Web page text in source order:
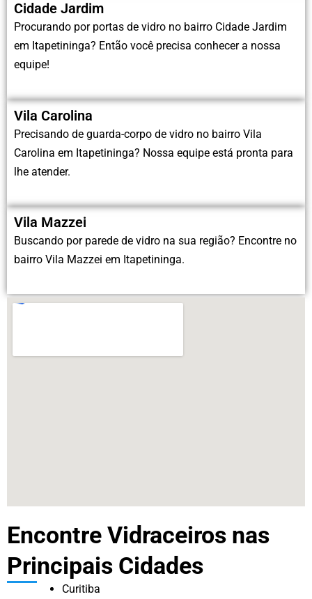
Cidade Jardim
Procurando por portas de vidro no bairro Cidade Jardim
em Itapetininga? Então você precisa conhecer a nossa
equipe!
Vila Carolina
Precisando de guarda-corpo de vidro no bairro Vila
Carolina em Itapetininga? Nossa equipe está pronta para
lhe atender.
Vila Mazzei
Buscando por parede de vidro na sua região? Encontre no
bairro Vila Mazzei em Itapetininga.
Encontre Vidraceiros nas
Principais Cidades
Curitiba